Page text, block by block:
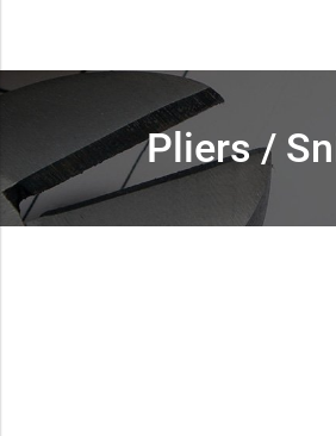
Pliers /